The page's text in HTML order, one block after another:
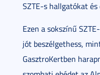
SZTE-s hallgatókat
Ezen a sokszínű
jót beszélgethess,
GasztroKertben